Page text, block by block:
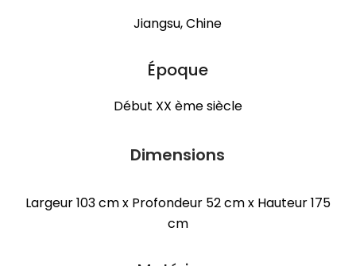
Jiangsu, Chine
Époque
Début XX ème siècle
Dimensions
Largeur 103 cm x Profondeur 52 cm x Hauteur 175
cm